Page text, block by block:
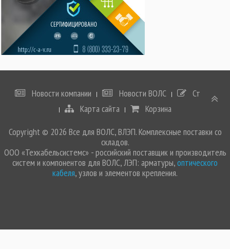
Новости компании Новости ВОЛС
Статьи
Карта сайта
Корзина
Copyright © 2026 Все для ВОЛС, ВЛЭП. Комплексные поставки со
складов.
ООО «Техкабельсистемс» - российский поставщик и производитель
систем и компонентов для ВОЛС, ЛЭП: арматуры,оптического
кабеля, узлов и элементов крепления.